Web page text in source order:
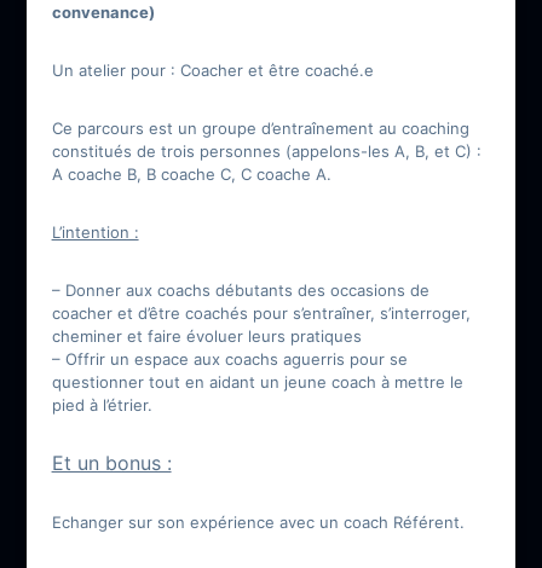
convenance)
Un atelier pour : Coacher et être coaché.e
Ce parcours est un groupe d’entraînement au coaching
constitués de trois personnes (appelons-les A, B, et C) :
A coache B, B coache C, C coache A.
L’intention :
– Donner aux coachs débutants des occasions de
coacher et d’être coachés pour s’entraîner, s’interroger,
cheminer et faire évoluer leurs pratiques
– Offrir un espace aux coachs aguerris pour se
questionner tout en aidant un jeune coach à mettre le
pied à l’étrier.
Et un bonus :
Echanger sur son expérience avec un coach Référent.